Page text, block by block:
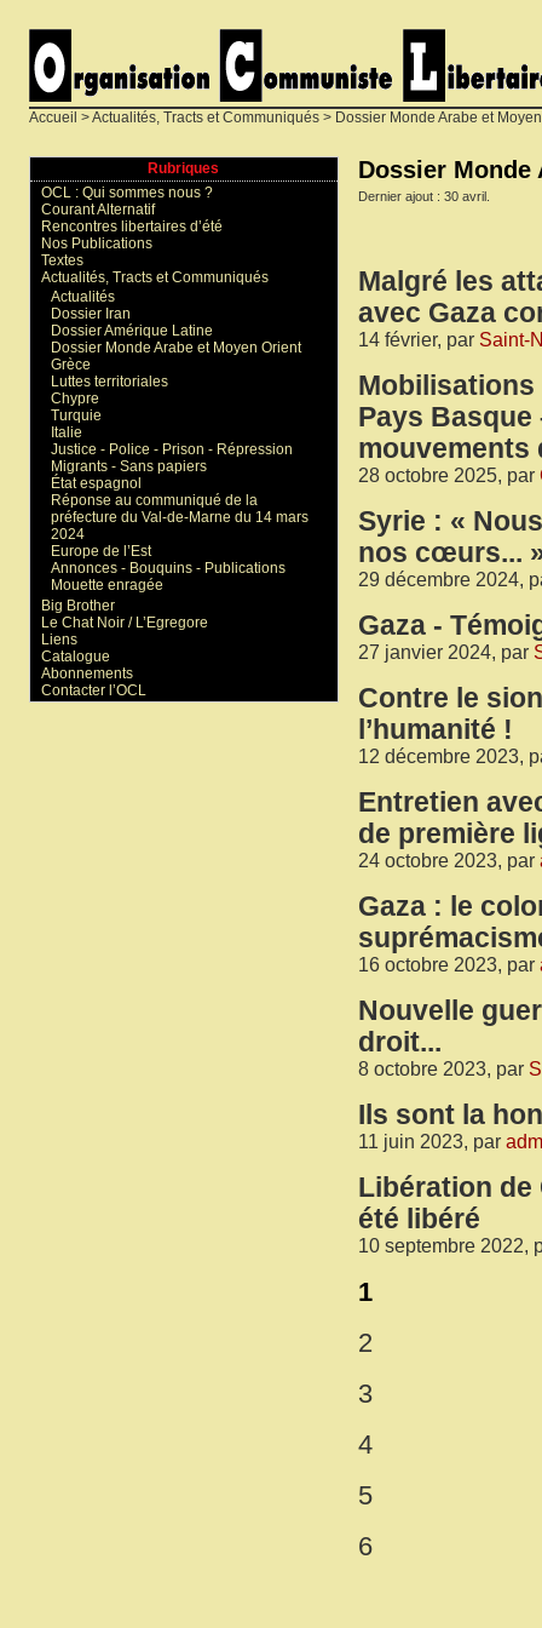
Accueil >Actualités, Tracts et Communiqués > Dossier Monde Arabe et
Dossier Monde
Dernier ajout : 30 avril.
Malgré les
avec Gaza
14 février, par Saint-
Mobilisations
Pays
mouvements
28 octobre 2025, par
Syrie : «
nos cœurs...
29 décembre 2024,
Gaza -
27 janvier 2024, par
Contre le
l’humanité !
12 décembre 2023,
Entretien
de première
24 octobre 2023, par
Gaza : le
16 octobre 2023, par
Nouvelle
droit...
8 octobre 2023, par
Ils sont la
11 juin 2023, par
Libération de
été libéré
10 septembre 2022,
1
2
3
4
5
6
Rubriques
OCL : Qui sommes nous ?
Courant Alternatif
Rencontres libertaires d’été
Nos Publications
Textes
Actualités, Tracts et Communiqués
Actualités
Dossier Iran
Dossier Amérique Latine
Dossier Monde Arabe et Moyen Orient
Grèce
Luttes territoriales
Chypre
Turquie
Italie
Justice - Police - Prison - Répression
Migrants - Sans papiers
État espagnol
Réponse au communiqué de la
préfecture du Val-de-Marne du 14 mars
2024
Europe de l’Est
Annonces - Bouquins - Publications
Mouette enragée
Big Brother
Le Chat Noir / L’Egregore
Liens
Catalogue
Abonnements
Contacter l’OCL